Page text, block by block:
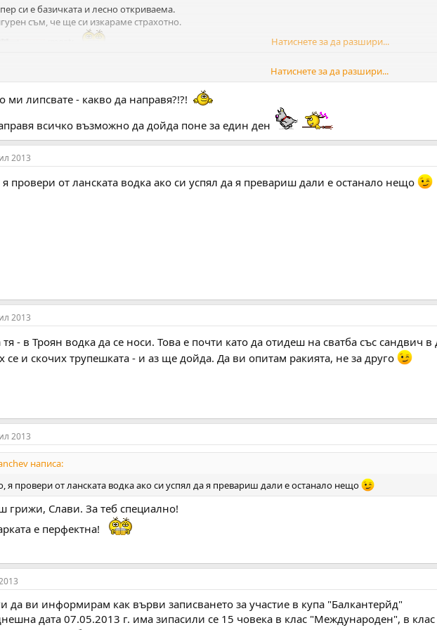
си е базичката и лесно откриваема.
съм, че ще си изкараме страхотно.
Натиснете за да разшири...
Натиснете за да разшири...
ми липсвате - какво да направя?!?!
всичко възможно да дойда поне за един ден
2013
провери от ланската водка ако си успял да я превариш дали е останало нещо
2013
тя - в Троян водка да се носи. Това е почти като да отидеш на сватба със сандвич
се и скочих трупешката - и аз ще дойда. Да ви опитам ракията, не за друго
2013
написа:
я провери от ланската водка ако си успял да я превариш дали е останало нещо
грижи, Слави. За теб специално!
е перфектна!
да ви информирам как върви записването за участие в купа "Балкантерйд"
дата 07.05.2013 г. има зипасили се 15 човека в клас "Международен", в клас